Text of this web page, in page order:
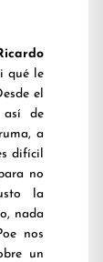
qué le
el
así de
a
difícil
no
la
nada
nos
un